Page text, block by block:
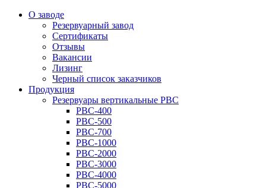
О заводе
Резервуарный завод
Сертификаты
Отзывы
Вакансии
Лизинг
Черный список заказчиков
Продукция
Резервуары вертикальные РВС
РВС-400
РВС-500
РВС-700
РВС-1000
РВС-2000
РВС-3000
РВС-4000
РВС-5000